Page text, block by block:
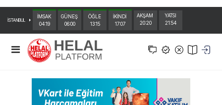
İSTANBUL
İMSAK
04:19
GÜNEŞ
06:00
ÖĞLE
13:15
İKİNDİ
17:07
AKŞAM
20:20
YATSI
21:54